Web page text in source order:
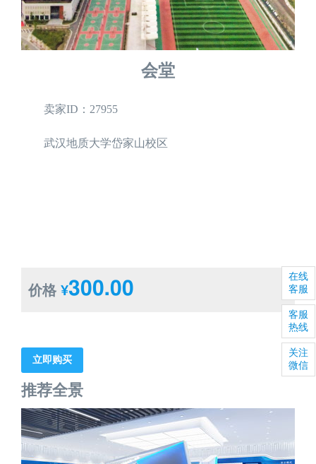
会堂
卖家ID：27955
武汉地质大学岱家山校区
价格 ¥300.00
立即购买
推荐全景
在线
客服
客服
热线
关注
微信